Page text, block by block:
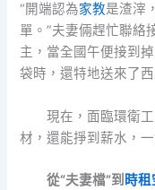
“開端認為家教是渣滓
單。”夫妻倆趕忙聯絡
主，當全國午便接到
袋時，還特地送來了西
現在，面臨環衛
材，還能掙到薪水，
從“夫妻檔”到 時租